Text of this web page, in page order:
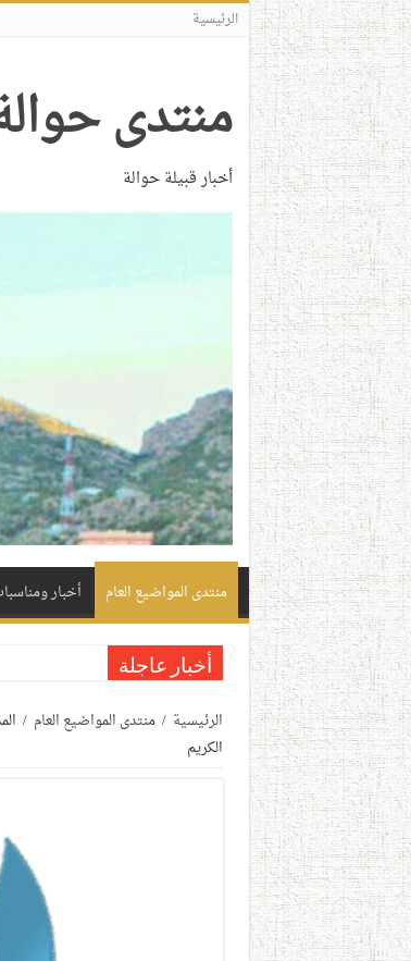
الرئيسية
منتدى
أخبار قبيلة حوالة
منتدى المواضيع العام أخبار
أخبار عاجلة
الرئيسية / منتدى المواضيع العام /
الكريم